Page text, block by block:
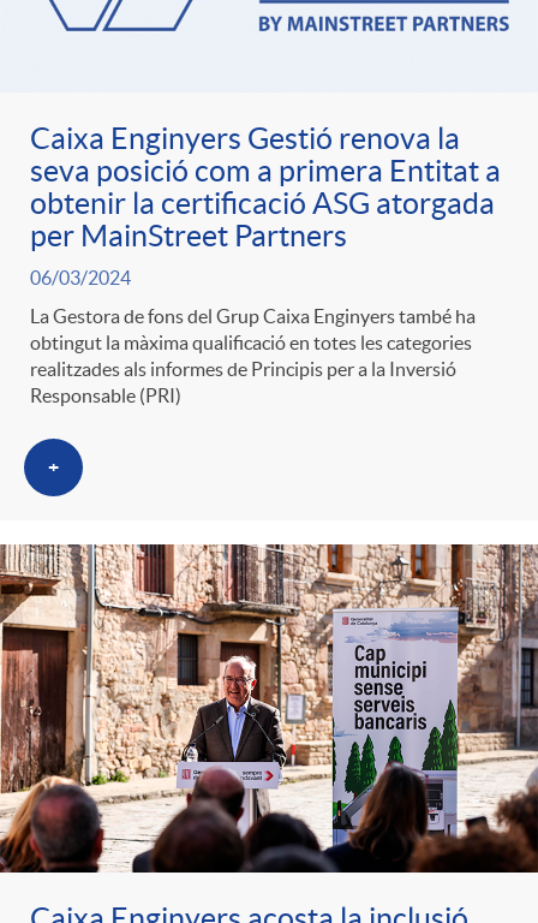
Caixa Enginyers Gestió renova la
seva posició com a primera Entitat a
obtenir la certificació ASG atorgada
per MainStreet Partners
06/03/2024
La Gestora de fons del Grup Caixa Enginyers també ha
obtingut la màxima qualificació en totes les categories
realitzades als informes de Principis per a la Inversió
Responsable (PRI)
+